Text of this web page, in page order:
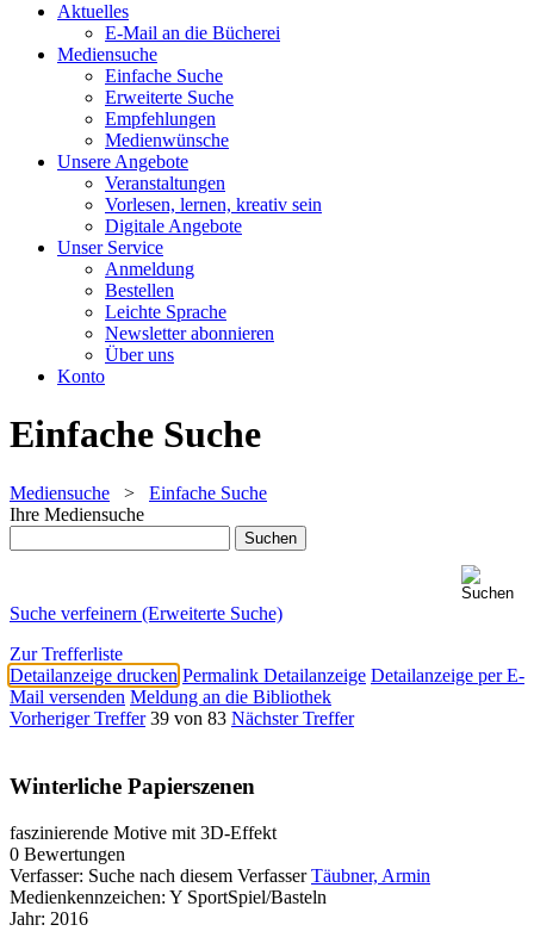
Aktuelles
E-Mail an die Bücherei
Mediensuche
Einfache Suche
Erweiterte Suche
Empfehlungen
Medienwünsche
Unsere Angebote
Veranstaltungen
Vorlesen, lernen, kreativ sein
Digitale Angebote
Unser Service
Anmeldung
Bestellen
Leichte Sprache
Newsletter abonnieren
Über uns
Konto
Einfache Suche
Mediensuche > Einfache Suche
Ihre Mediensuche
Suche verfeinern (Erweiterte Suche)
Zur Trefferliste
Detailanzeige drucken Permalink Detailanzeige Detailanzeige per E-
Mail versenden Meldung an die Bibliothek
Vorheriger Treffer 39 von 83 Nächster Treffer
Winterliche Papierszenen
faszinierende Motive mit 3D-Effekt
0 Bewertungen
Verfasser: Suche nach diesem Verfasser Täubner, Armin
Medienkennzeichen: Y SportSpiel/Basteln
Jahr: 2016